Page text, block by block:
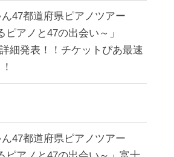
ん47都道府県ピアノツアー
ピアノと47の出会い～」
細発表！！チケットぴあ最速
ん47都道府県ピアノツアー